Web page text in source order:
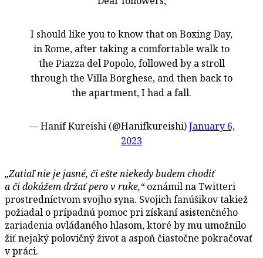
I should like you to know that on Boxing Day,
in Rome, after taking a comfortable walk to
the Piazza del Popolo, followed by a stroll
through the Villa Borghese, and then back to
the apartment, I had a fall.
— Hanif Kureishi (@Hanifkureishi)January 6,
2023
„Zatiaľ nie je jasné, či ešte niekedy budem chodiť
a či dokážem držať pero v ruke,“oznámil na Twitteri
prostredníctvom svojho syna. Svojich fanúšikov takiež
požiadal o prípadnú pomoc pri získaní asistenčného
zariadenia ovládaného hlasom, ktoré by mu umožnilo
žiť nejaký polovičný život a aspoň čiastočne pokračovať
v práci.